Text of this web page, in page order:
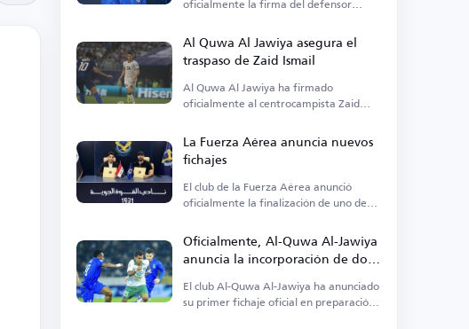
Al Quwa Al Jawiya asegura el
traspaso de Zaid Ismail
Al Quwa Al Jawiya ha firmado
oficialmente al centrocampista Zaid
La Fuerza Aérea anuncia nuevos
fichajes
El club de la Fuerza Aérea anunció
oficialmente la finalización de uno de
Oficialmente, Al-Quwa Al-Jawiya
anuncia la incorporación de dos
nuevos jugadores
El club Al-Quwa Al-Jawiya ha anunciado
su primer fichaje oficial en preparación